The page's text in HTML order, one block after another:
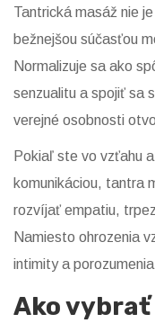
Tantrická masáž nie
bežnejšou súčasťou
Normalizuje sa ako
senzualitu a spojiť sa
verejné osobnosti
Pokiaľ ste vo vzťahu
komunikáciou, tantra
rozvíjať empatiu,
Namiesto ohrozenia
intimity a
Ako